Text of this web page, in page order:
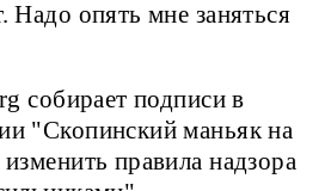
Надо опять мне заняться
собирает подписи в
"Скопинский маньяк на
правила надзора